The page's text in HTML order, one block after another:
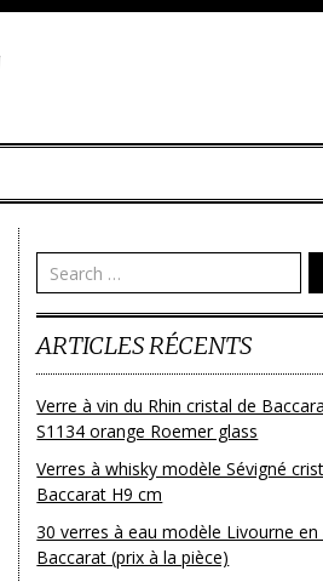
ARTICLES RÉCENTS
Verre à vin du Rhin cristal de
S1134 orange Roemer glass
Verres à whisky modèle Sévigné
Baccarat H9 cm
30 verres à eau modèle Livourne en
Baccarat (prix à la pièce)